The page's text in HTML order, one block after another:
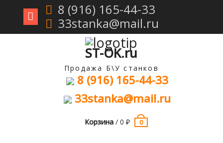
Перейти
8 (916) 165-44-33
33stanka@mail.ru
ST-OK.ru
Продажа Б\У станков
8 (916) 165-44-33
33stanka@mail.ru
Корзина/ 0 ₽ 0